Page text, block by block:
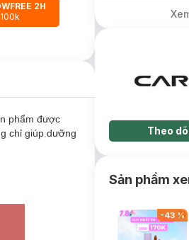
2H
phẩm được
chỉ giúp dưỡng
Theo
Sản phẩm
-43%